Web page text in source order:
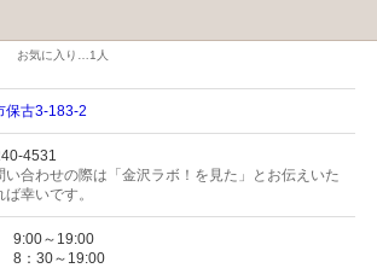
お気に入り… 1人
保古3-183-2
4531
合わせの際は「金沢ラボ！を見た」とお伝えいた
ば幸いです。
9:00～19:00
8：30～19:00